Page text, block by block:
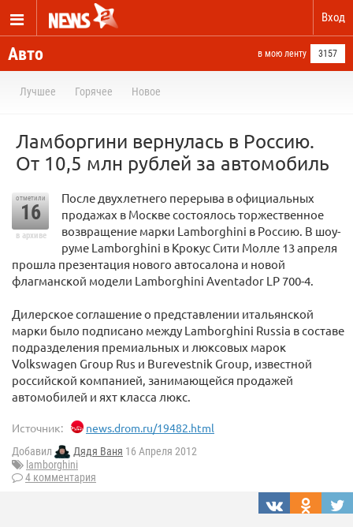
Вход
Авто в мою ленту 3157
Лучшее Горячее Новое
Ламборгини вернулась в Россию.
От 10,5 млн рублей за автомобиль
отметили
16
в архиве
После двухлетнего перерыва в официальных
продажах в Москве состоялось торжественное
возвращение марки Lamborghini в Россию. В шоу-
руме Lamborghini в Крокус Сити Молле 13 апреля
прошла презентация нового автосалона и новой
флагманской модели Lamborghini Aventador LP 700-4.
Дилерское соглашение о представлении итальянской
марки было подписано между Lamborghini Russia в составе
подразделения премиальных и люксовых марок
Volkswagen Group Rus и Burevestnik Group, известной
российской компанией, занимающейся продажей
автомобилей и яхт класса люкс.
Источник: news.drom.ru/19482.html
Добавил Дядя Ваня 16 Апреля 2012
lamborghini
4 комментария